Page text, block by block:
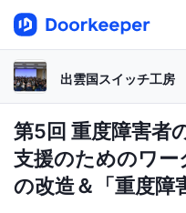
出雲国スイッチ工房
第5回 重度障害者
支援のためのワ
の改造＆「重度